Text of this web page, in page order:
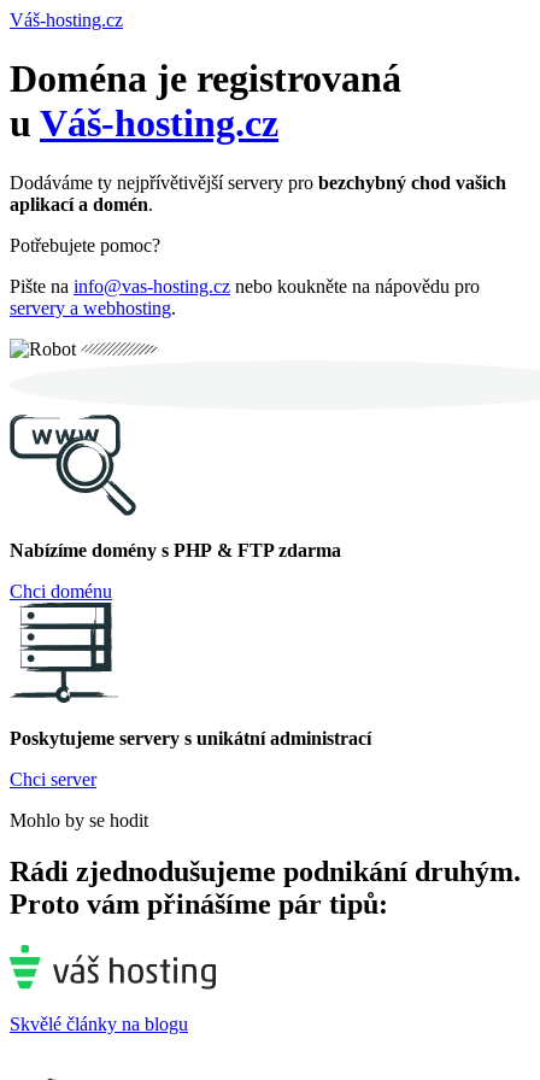
Váš-hosting.cz
Doména je registrovaná
u Váš-hosting.cz
Dodáváme ty nejpřívětivější servery pro bezchybný chod vašich
aplikací a domén.
Potřebujete pomoc?
Pište na info@vas-hosting.cz nebo koukněte na nápovědu pro
servery a webhosting.
Nabízíme domény s PHP & FTP zdarma
Chci doménu
Poskytujeme servery s unikátní administrací
Chci server
Mohlo by se hodit
Rádi zjednodušujeme podnikání druhým.
Proto vám přinášíme pár tipů:
Skvělé články na blogu